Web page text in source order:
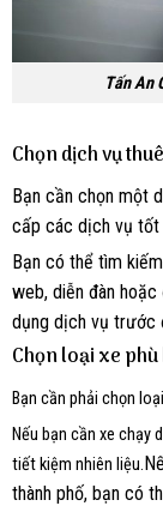
Tấn An
Chọn dịch vụ
Bạn cần chọn một
cấp các dịch vụ tốt
Bạn có thể tìm
web, diễn đàn
dụng dịch vụ trước
Chọn loại xe phù
Bạn cần phải chọn
Nếu bạn cần xe chạy
tiết kiệm nhiên liệu.
thành phố, bạn có